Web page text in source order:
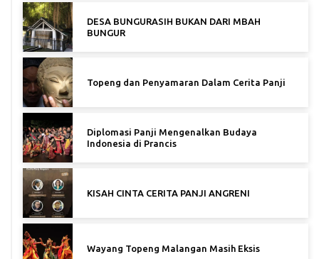
DESA BUNGURASIH BUKAN DARI MBAH
BUNGUR
Topeng dan Penyamaran Dalam Cerita Panji
Diplomasi Panji Mengenalkan Budaya
Indonesia di Prancis
KISAH CINTA CERITA PANJI ANGRENI
Wayang Topeng Malangan Masih Eksis